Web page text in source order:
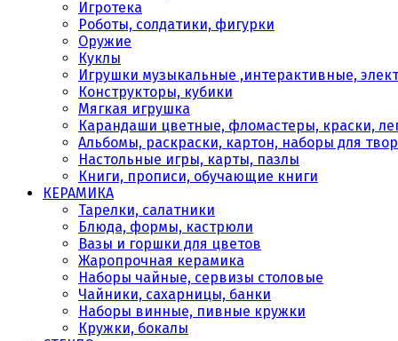
Игротека
Роботы, солдатики, фигурки
Оружие
Куклы
Игрушки музыкальные ,интерактивные,
Конструкторы, кубики
Мягкая игрушка
Карандаши цветные, фломастеры, краски,
Альбомы, раскраски, картон, наборы для
Настольные игры, карты, пазлы
Книги, прописи, обучающие книги
КЕРАМИКА
Тарелки, салатники
Блюда, формы, кастрюли
Вазы и горшки для цветов
Жаропрочная керамика
Наборы чайные, сервизы столовые
Чайники, сахарницы, банки
Наборы винные, пивные кружки
Кружки, бокалы